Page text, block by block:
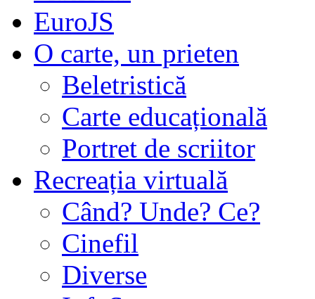
EuroJS
O carte, un prieten
Beletristică
Carte educațională
Portret de scriitor
Recreația virtuală
Când? Unde? Ce?
Cinefil
Diverse